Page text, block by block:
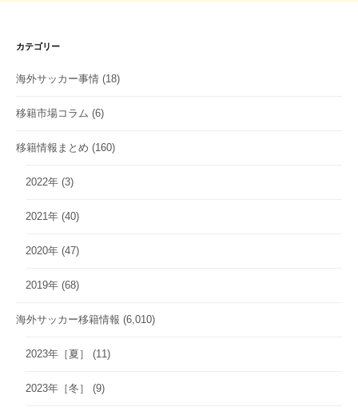
カテゴリー
海外サッカー事情 (18)
移籍市場コラム (6)
移籍情報まとめ (160)
2022年 (3)
2021年 (40)
2020年 (47)
2019年 (68)
海外サッカー移籍情報 (6,010)
2023年［夏］ (11)
2023年［冬］ (9)